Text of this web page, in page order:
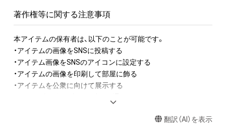
著作権等に関する注意事項
本アイテムの保有者は、以下のことが可能です。
・アイテムの画像をSNSに投稿する
・アイテム画像をSNSのアイコンに設定する
・アイテムの画像を印刷して部屋に飾る
・アイテムを公衆に向けて展示する
※入場料等の収益が発生する場合も展示可能ですが、事前にご
翻訳（AI）を表示